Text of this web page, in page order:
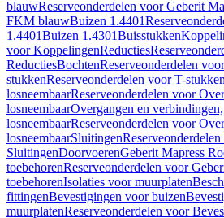
blauwReserveonderdelen voor Geberit
FKM blauwBuizen 1.4401
1.4401Buizen 1.4301Buisstukken
voor KoppelingenReducties
ReductiesBochtenReserveonderdelen
stukkenReserveonderdelen voor T-stukken
losneembaarReserveonderdelen voor
losneembaarOvergangen en verbindingen,
losneembaarReserveonderdelen voor
losneembaarSluitingen
SluitingenDoorvoerenGeberit Mapress
toebehorenReserveonderdelen voor
toebehorenIsolaties voor muurplaten
fittingenBevestigingen voor buizen
muurplatenReserveonderdelen voor